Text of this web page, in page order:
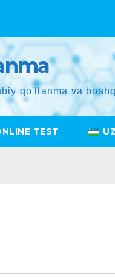
qo'llanma va
TEST